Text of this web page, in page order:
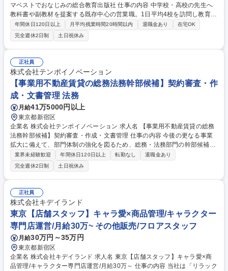
マベストでおなじみの総合教育出版社 仕事の内容 中学校・高校の先生へ
教科書や副教材を提案する既存中心の営業職。1日平均4校を訪問し教育現
場の課題やニーズをヒアリング。現場の声を編集部へ共有し商品企画や販
売戦略にも携わる現場と社内を繋ぐ重要な役割。 【仕事の魅力】 現場の
声を次の教材開発へ反映できる面白さも魅力。月1～2回の宿泊出張があり
程よい変化も楽しめます。17:10退勤とスケジュール調整の自由度が高
く、残業を抑えて自分のペースで長く活躍できる、抜群の働きやすさで
す。 ※業務内容の変更の範囲：当社業務全般 募集職種 【営業】業界未経
験歓迎◆17:10退勤/シグマベストでおなじみの総合教育出版社
年間休日120日以上 月平均残業時間20時間以内 退職金あり
在宅OK
完全週休2日制
土日祝休み
正社員
株式会社テンポイノベーション
【事業用不動産賃貸の総務法務幹部候補】契約審査・作
成・文書管理 法務
月給41万5000円以上
東京都新宿区
企業名 株式会社テンポイノベーション 求人名 【事業用不動産賃貸の総務
法務幹部候補】契約審査・作成・文書管理 仕事の内容 今後の更なる事業
拡大に備えて、部門体制の強化を図るため、総務・法務部門の幹部候補を
募集いたします。 【業務詳細】■契約書リーガルチェック ■契約書ドラフ
ト作成 ■通知書等文書作成 ■法務相談 ■契約稟議のチェック、管理 ■捺印
申請、文書管理等の総務業務 ■会社規程類の整備 ■その他契約書、文書管
理に関する事務業務 ご入社頂く方には、将来の幹部候補として、総務・法
務業務の全般で幅広く活躍いただくことを期待しております。 募集職種
【事業用不動産賃貸の総務法務幹部候補】契約審査・作成・文書管理
業界未経験歓迎 年間休日120日以上 転勤なし
退職金あり
完全週休2日制
土日祝休み
正社員
株式会社キデイランド
東京【店舗スタッフ】キャラ愛×商品管理/キャラクター
専門店運営/月給30万~ その他販売/フロアスタッフ
月給30万円～35万円
東京都新宿区
企業名 株式会社キデイランド 求人名 東京【店舗スタッフ】キャラ愛×商
品管理/キャラクター専門店運営/月給30万～ 仕事の内容 当社は「リラック